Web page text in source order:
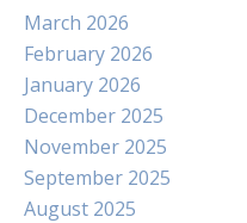
March 2026
February 2026
January 2026
December 2025
November 2025
September 2025
August 2025